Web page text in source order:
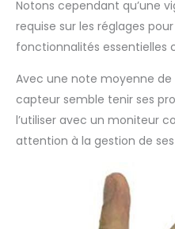
Notons cependant qu’une
requise sur les réglages
fonctionnalités essentielles
Avec une note moyenne de
capteur semble tenir ses
l’utiliser avec un moniteur
attention à la gestion de